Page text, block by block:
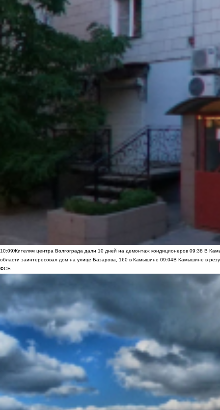
10:09Жителям центра Волгограда дали 10 дней на демонтаж кондиционеров 09:38 В
области заинтересовал дом на улице Базарова, 160 в Камышине 09:04В Камышине в
ФСБ